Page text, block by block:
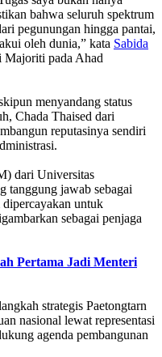
bahwa seluruh spektrum
pegunungan hingga pantai,
oleh dunia,” kata Sabida
Majoriti pada Ahad
menyandang status
Chada Thaised dari
reputasinya sendiri
dari Universitas
tanggung jawab sebagai
untuk
sebagai penjaga
Pertama Jadi Menteri
strategis Paetongtarn
nasional lewat representasi
agenda pembangunan